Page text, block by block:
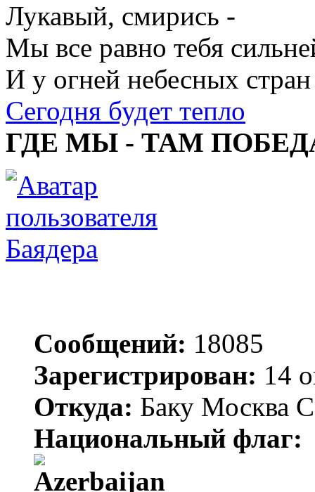
Лукавый, смирись -
Мы все равно тебя
И у огней небесных стран
Сегодня будет тепло
ГДЕ МЫ - ТАМ
Баядера
Сообщений: 18085
Зарегистрирован: 14
Откуда: Баку Москва
Национальный флаг: